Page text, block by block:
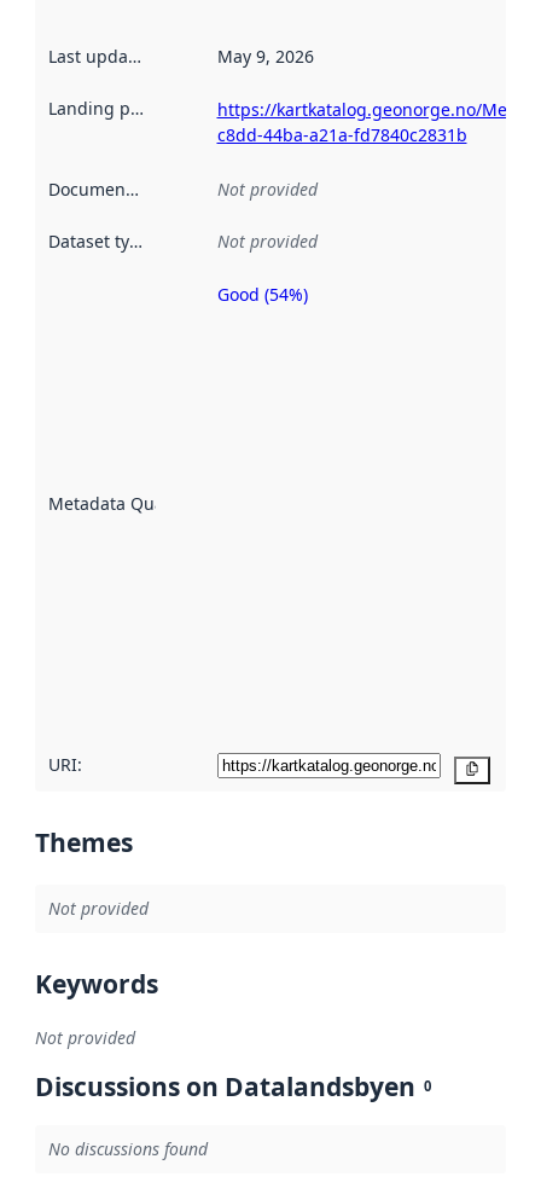
Last updated May 9, 2026
Landing page
https://kartkatalog.geonorge.no/
c8dd-44ba-a21a-fd7840c2831b
Documentation Not provided
Dataset type Not provided
Metadata Quality
Metadata
Good (54%)
URI:
Themes
Not provided
Keywords
Not provided
Discussions on Datalandsbyen 0
No discussions found